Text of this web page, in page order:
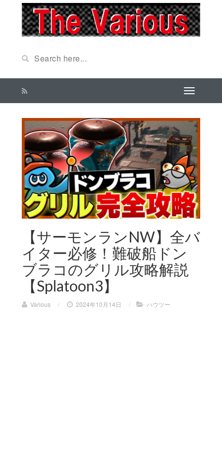
【サーモンランNW】全バ
イター必修！難破船ドン
ブラコのグリル攻略解説
【Splatoon3】
Various / 2024年10月14日 / ハウツー